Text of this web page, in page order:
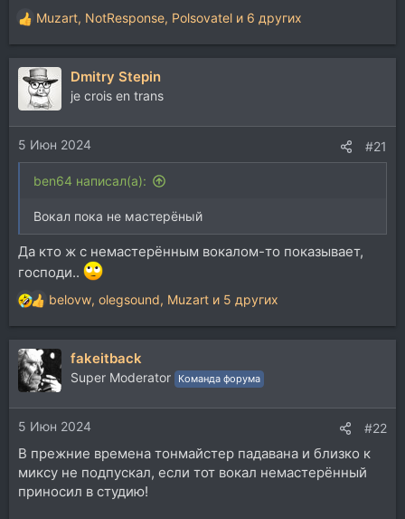
Р
е
а
к
и
и
:
Muzart, NotResponse, Polsovatel и 6 других
Dmitry Stepin
je crois en trans
5 Июн 2024 #21
ben64 написал(а):
Вокал пока не мастерёный
Да кто ж с немастерённым вокалом-то показывает,
господи..
Р
е
а
к
ц
и
и
:
belovw, olegsound, Muzart и 5 других
fakeitback
Super Moderator Команда форума
5 Июн 2024 #22
В прежние времена тонмайстер падавана и близко к
миксу не подпускал, если тот вокал немастерённый
приносил в студию!